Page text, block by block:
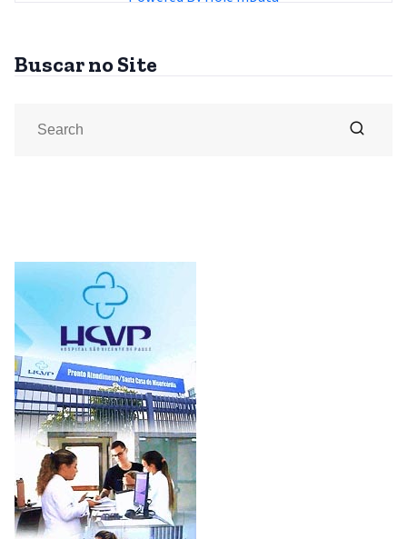
Buscar no Site